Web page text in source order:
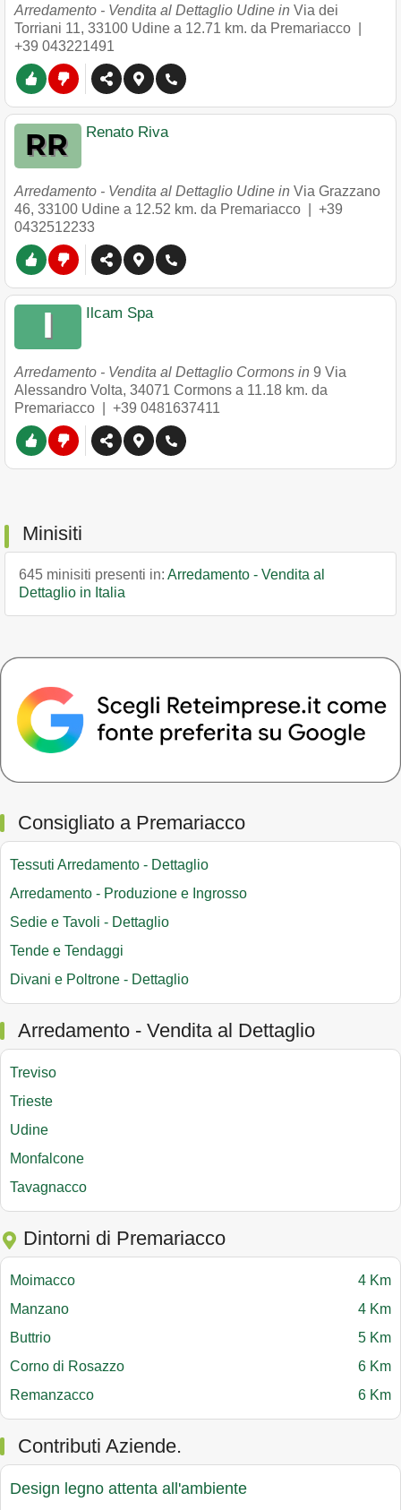
Arredamento - Vendita al Dettaglio Udine in Via dei
Torriani 11, 33100 Udine a 12.71 km. da Premariacco |
+39 043221491
Renato Riva
Arredamento - Vendita al Dettaglio Udine in Via Grazzano
46, 33100 Udine a 12.52 km. da Premariacco | +39
0432512233
Ilcam Spa
Arredamento - Vendita al Dettaglio Cormons in 9 Via
Alessandro Volta, 34071 Cormons a 11.18 km. da
Premariacco | +39 0481637411
Minisiti
645 minisiti presenti in: Arredamento - Vendita al
Dettaglio in Italia
Consigliato a Premariacco
Tessuti Arredamento - Dettaglio
Arredamento - Produzione e Ingrosso
Sedie e Tavoli - Dettaglio
Tende e Tendaggi
Divani e Poltrone - Dettaglio
Arredamento - Vendita al Dettaglio
Treviso
Trieste
Udine
Monfalcone
Tavagnacco
Dintorni di Premariacco
Moimacco
4 Km
Manzano
4 Km
Buttrio
5 Km
Corno di Rosazzo
6 Km
Remanzacco
6 Km
Contributi Aziende.
Design legno attenta all'ambiente